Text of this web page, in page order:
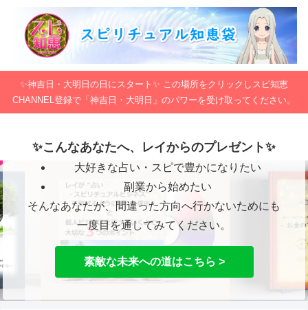
✨神吉日・大明日の日にスタート✨ この場所をクリックしスピ知恵
CHANNEL登録で「神吉日・大明日」のパワーを受け取ってください。
✨こんなあなたへ、レイからのプレゼント✨
大好きな占い・スピで豊かになりたい
副業から始めたい
そんなあなたが、間違った方向へ行かないためにも
一度目を通してみてください。
素敵な未来への道はこちら >